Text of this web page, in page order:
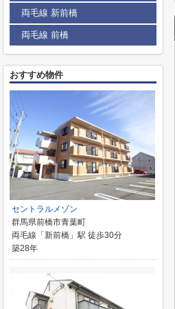
両毛線 新前橋
両毛線 前橋
おすすめ物件
セントラルメゾン
群馬県前橋市青葉町
両毛線「新前橋」駅 徒歩30分
築28年